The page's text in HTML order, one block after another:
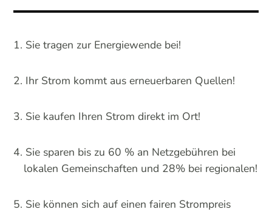
Sie tragen zur Energiewende bei!
Ihr Strom kommt aus erneuerbaren Quellen!
Sie kaufen Ihren Strom direkt im Ort!
Sie sparen bis zu 60 % an Netzgebühren bei
lokalen Gemeinschaften und 28% bei regionalen!
Sie können sich auf einen fairen Strompreis